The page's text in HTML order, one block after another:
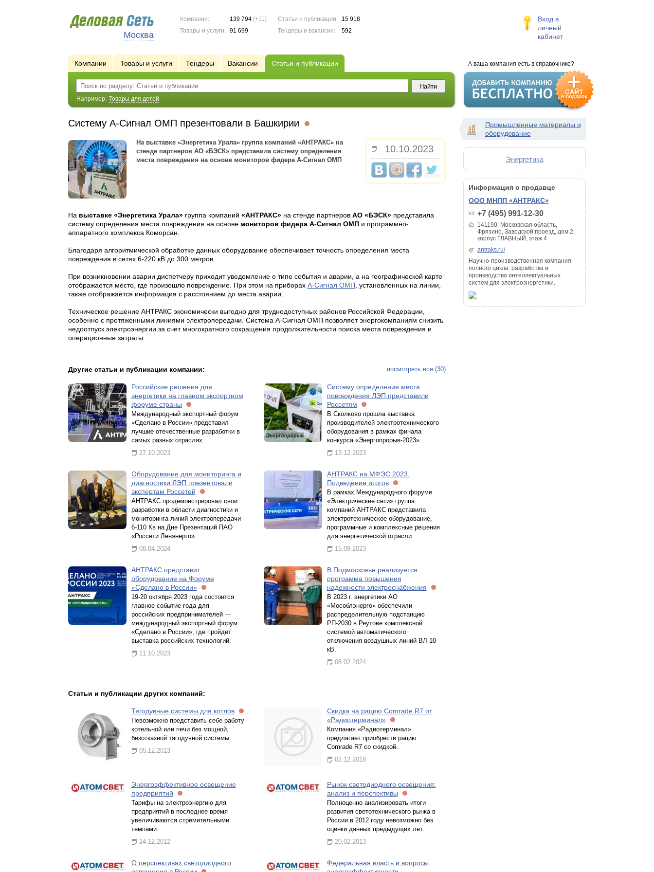
Москва
Компании: 139 794(+11)
Товары и услуги:
91 699
Статьи и публикации:
15 918
Тендеры и вакансии:
592
Вход в
личный
кабинет
А ваша компания есть в справочнике?
Компании Товары и услуги Тендеры Вакансии Статьи и публикации
Например: Товары для детей
Систему А-Сигнал ОМП презентовали в Башкирии
10.10.2023
На выставке «Энергетика Урала» группа компаний «АНТРАКС» на
стенде партнеров АО «БЭСК» представила систему определения
места повреждения на основе мониторов фидера А-Сигнал ОМП
На выставке «Энергетика Урала»группа компаний «АНТРАКС»на стенде партнеров АО «БЭСК»представила
систему определения места повреждения на основе мониторов фидера А-Сигнал ОМПи программно-
аппаратного комплекса Коморсан.
Благодаря алгоритмической обработке данных оборудование обеспечивает точность определения места
повреждения в сетях 6-220 кВ до 300 метров.
При возникновении аварии диспетчеру приходит уведомление о типе события и аварии, а на географической карте
отображается место, где произошло повреждение. При этом на приборах А-Сигнал ОМП , установленных на линии,
также отображается информация с расстоянием до места аварии.
Техническое решение АНТРАКС экономически выгодно для труднодоступных районов Российской Федерации,
особенно с протяженными линиями электропередачи. Система А-Сигнал ОМП позволяет энергокомпаниям снизить
недоотпуск электроэнергии за счет многократного сокращения продолжительности поиска места повреждения и
операционные затраты.
посмотреть все (30)
Другие статьи и публикации компании:
Российские решения для
энергетики на главном экспортном
форуме страны
Международный экспортный форум
«Сделано в России» представил
лучшие отечественные разработки в
самых разных отраслях.
27.10.2023
Систему определения места
повреждения ЛЭП представили
Россетям
В Сколково прошла выставка
производителей электротехнического
оборудования в рамках финала
конкурса «Энергопрорыв-2023».
13.12.2023
Оборудование для мониторинга и
диагностики ЛЭП презентовали
экспертам Россетей
АНТРАКС продемонстрировал свои
разработки в области диагностики и
мониторинга линий электропередачи
6-110 Кв на Дне Презентаций ПАО
«Россети Ленэнерго».
08.04.2024
АНТРАКС на МФЭС 2023.
Подведение итогов
В рамках Международного форуме
«Электрические сети» группа
компаний АНТРАКС представила
электротехническое оборудование,
программные и комплексные решения
для энергетической отрасли.
15.09.2023
АНТРАКС представит
оборудование на Форуме
«Сделано в России»
19-20 октября 2023 года состоится
главное событие года для
российских предпринимателей —
международный экспортный форум
«Сделано в России», где пройдет
выставка российских технологий.
11.10.2023
В Подмосковье реализуется
программа повышения
надежности электроснабжения
В 2023 г. энергетики АО
«Мособлэнерго» обеспечили
распределительную подстанцию
РП-2030 в Реутове комплексной
системой автоматического
отключения воздушных линий ВЛ-10
кВ.
08.02.2024
Статьи и публикации других компаний:
Тягодувные системы для котлов
Невозможно представить себе работу
котельной или печи без мощной,
безотказной тягодувной системы.
05.12.2013
Скидка на рацию Comrade R7 от
«Радиотерминал»
Компания «Радиотерминал»
предлагает приобрести рацию
Comrade R7 со скидкой.
02.12.2018
Энергоэффективное освещение
предприятий
Тарифы на электроэнергию для
предприятий в последнее время
увеличиваются стремительными
темпами.
24.12.2012
Рынок светодиодного освещения:
анализ и перспективы
Полноценно анализировать итоги
развития светотехнического рынка в
России в 2012 году невозможно без
оценки данных предыдущих лет.
20.02.2013
О перспективах светодиодного
Федеральная власть и вопросы
Промышленные материалы и
оборудование
Энергетика
Информация о продавце
ООО МНПП «АНТРАКС»
+7 (495) 991-12-30
141190, Московская область,
Фрязино, Заводской проезд, дом 2,
корпус ГЛАВНЫЙ, этаж 4
antraks.ru/
Научно-производственная компания
полного цикла: разработка и
производство интеллектуальных
систем для электроэнергетики.